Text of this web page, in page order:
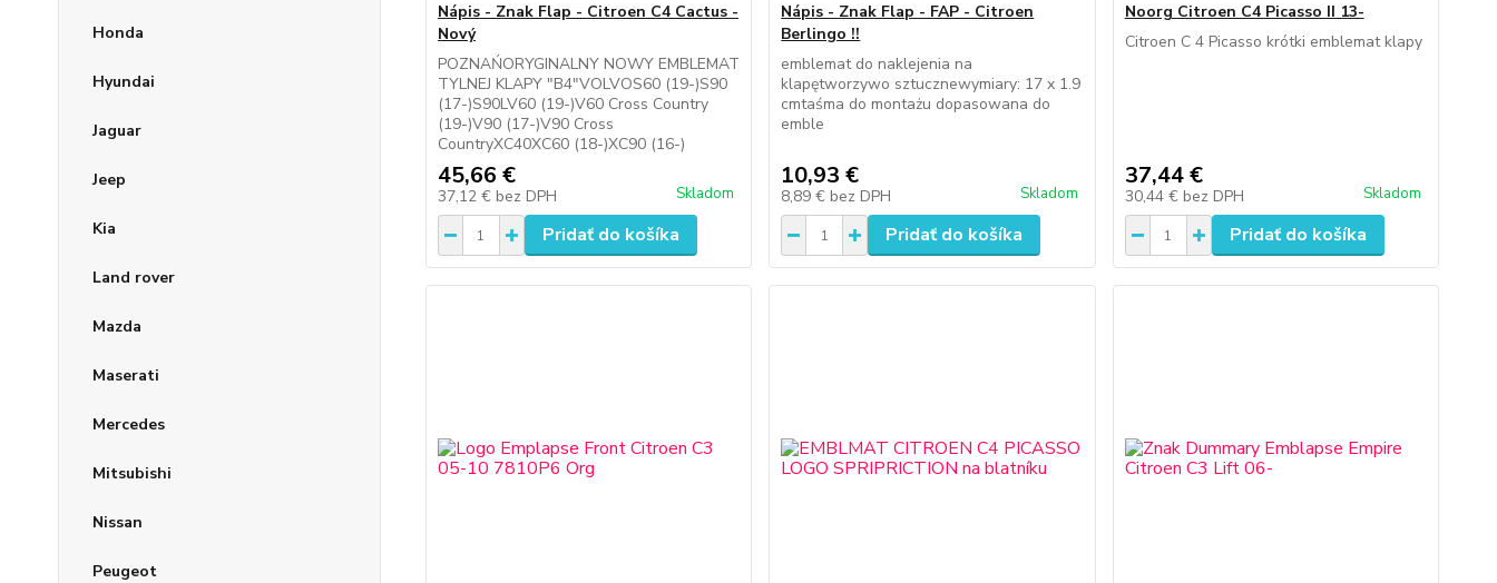
Honda
Hyundai
Jaguar
Jeep
Kia
Land rover
Mazda
Maserati
Mercedes
Mitsubishi
Nissan
Peugeot
Nápis - Znak Flap - Citroen C4 Cactus -
Nový
POZNAŃORYGINALNY NOWY EMBLEMAT
TYLNEJ KLAPY "B4"VOLVOS60 (19-)S90
(17-)S90LV60 (19-)V60 Cross Country
(19-)V90 (17-)V90 Cross
CountryXC40XC60 (18-)XC90 (16-)
45,66 €
37,12 € bez DPH Skladom
Pridať do košíka
Nápis - Znak Flap - FAP - Citroen
Berlingo !!
emblemat do naklejenia na
klapętworzywo sztucznewymiary: 17 x 1.9
cmtaśma do montażu dopasowana do
emble
10,93 €
8,89 € bez DPH Skladom
Pridať do košíka
Noorg Citroen C4 Picasso II 13-
Citroen C 4 Picasso krótki emblemat klapy
37,44 €
30,44 € bez DPH Skladom
Pridať do košíka